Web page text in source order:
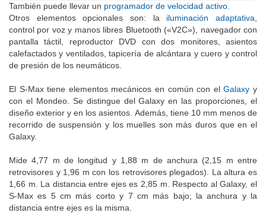
También puede llevar un programador de velocidad activo.
Otros elementos opcionales son: la iluminación adaptativa
control por voz y manos libres Bluetooth («V2C»), navegador con
pantalla táctil, reproductor DVD con dos monitores, asientos
calefactados y ventilados, tapicería de alcántara y cuero y control
de presión de los neumáticos.
El S-Max tiene elementos mecánicos en común con elGalaxy y
con el Mondeo. Se distingue del Galaxy en las proporciones, el
diseño exterior y en los asientos. Además, tiene 10 mm menos de
recorrido de suspensión y los muelles son más duros que en el
Galaxy.
Mide 4,77 m de longitud y 1,88 m de anchura (2,15 m entre
retrovisores y 1,96 m con los retrovisores plegados). La altura es
1,66 m. La distancia entre ejes es 2,85 m. Respecto al Galaxy, el
S-Max es 5 cm más corto y 7 cm más bajo; la anchura y la
distancia entre ejes es la misma.